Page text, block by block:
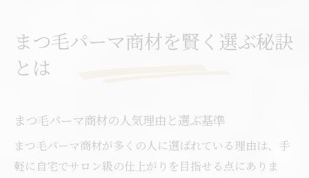
初心者向けまつ毛パーマの選び方ガイド
セルフまつ毛パーマ購入先の選び方とは
レビュー評価で選ぶまつ毛パーマ商材
セルフ派必見のまつ毛パーマ比較ガイド
まつ毛パーマ商材を賢く選ぶ秘訣
とは
まつ毛パーマ商材の人気理由と選ぶ基準
まつ毛パーマ商材が多くの人に選ばれている理由は、手
軽に自宅でサロン級の仕上がりを目指せる点にありま